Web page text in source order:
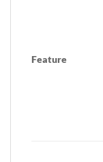
Feature